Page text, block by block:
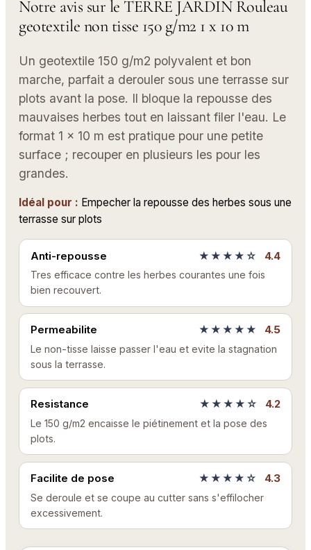
Notre avis sur le TERRE JARDIN Rouleau
geotextile non tisse 150 g/m2 1 x 10 m
Un geotextile 150 g/m2 polyvalent et bon
marche, parfait a derouler sous une terrasse sur
plots avant la pose. Il bloque la repousse des
mauvaises herbes tout en laissant filer l'eau. Le
format 1 x 10 m est pratique pour une petite
surface ; recouper en plusieurs les pour les
grandes.
Idéal pour : Empecher la repousse des herbes sous une
terrasse sur plots
Anti-repousse ★★★★☆ 4.4
Tres efficace contre les herbes courantes une fois
bien recouvert.
Permeabilite ★★★★★ 4.5
Le non-tisse laisse passer l'eau et evite la stagnation
sous la terrasse.
Resistance ★★★★☆ 4.2
Le 150 g/m2 encaisse le piétinement et la pose des
plots.
Facilite de pose ★★★★☆ 4.3
Se deroule et se coupe au cutter sans s'effilocher
excessivement.